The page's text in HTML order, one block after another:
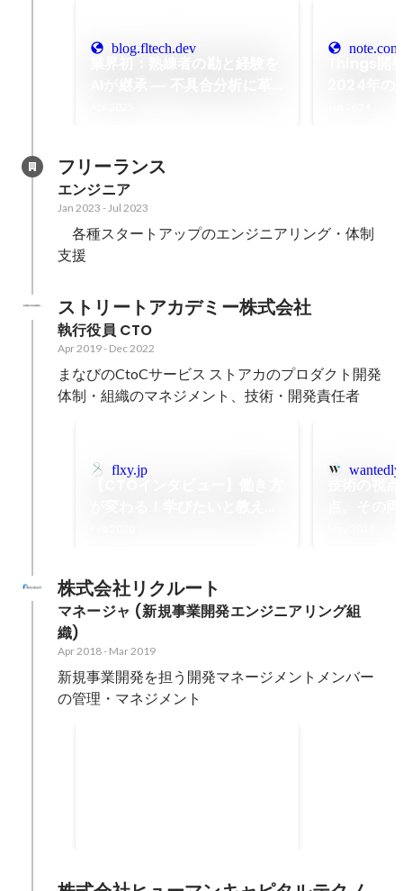
blog.fltech.dev note.com
フリーランス
エンジニア
Jan 2023 -Jul 2023
各種スタートアップのエンジニアリング・体制
支援
ストリートアカデミー株式会社
執行役員 CTO
Apr 2019- Dec 2022
まなびのCtoCサービス ストアカのプロダクト開発
体制・組織のマネジメント、技術・開発責任者
flxy.jp
ミー株式会社・森田秀幸さん
| FLEXY（フレキシー）
株式会社リクルート
マネージャ (新規事業開発エンジニアリング組
織)
Apr 2018- Mar 2019
新規事業開発を担う開発マネージメントメンバー
の管理・マネジメント